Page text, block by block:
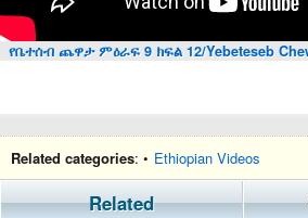
የቤተሰብ ጨዋታ ምዕራፍ 9 ክፍል 12/Yebeteseb
Related categories: • Ethiopian Videos
Related